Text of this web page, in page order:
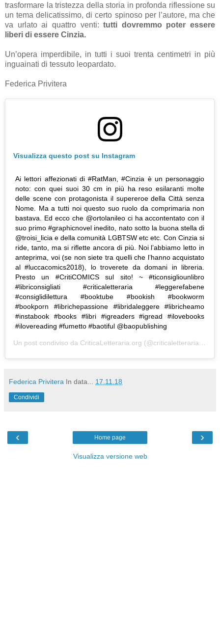
trasformare la tristezza della storia in profonda riflessione su
un tema delicatissimo, di certo spinoso per l’autore, ma che
va urlato ai quattro venti:tutti dovremmo poter essere
liberi di essere Cinzia.
Un’opera imperdibile, in tutti i suoi trenta centimetri in più
inguainati di tessuto leopardato.
Federica Privitera
Visualizza questo post su Instagram
Ai lettori affezionati di #RatMan, #Cinzia è un personaggio
noto: con quei suoi 30 cm in più ha reso esilaranti molte
delle scene con protagonista il supereroe della Città senza
Nome. Ma a tutti noi questo suo ruolo da comprimaria non
bastava. Ed ecco che @ortolanileo ci ha accontentato con il
suo primo #graphicnovel inedito, nato sotto la buona stella di
@troisi_licia e della comunità LGBTSW etc etc. Con Cinzia si
ride, tanto, ma si riflette ancora di più. Noi l’abbiamo letto in
anteprima, voi (se non siete tra quelli che l’hanno acquistato
al #luccacomics2018), lo troverete da domani in libreria.
Presto un #CritiCOMICS sul sito! ~ #ticonsigliounlibro
#libriconsigliati #criticaletteraria #leggerefabene
#consiglidilettura #booktube #bookish #bookworm
#bookporn #librichepassione #libridaleggere #libricheamo
#instabook #books #libri #igreaders #igread #ilovebooks
#ilovereading #fumetto #baotiful @baopublishing
Un post condiviso da CriticaLetteraria.org (@criticaletteraria) in data:
Federica Privitera In data... 17.11.18
Condividi
‹ ›
Home page
Visualizza versione web